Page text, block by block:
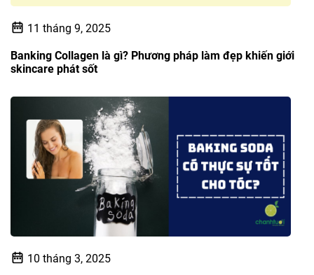
11 tháng 9, 2025
Banking Collagen là gì? Phương pháp làm đẹp khiến giới
skincare phát sốt
10 tháng 3, 2025